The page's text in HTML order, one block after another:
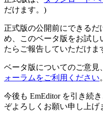
だけます。)
正式版の公開前にできるだ
め、このベータ版をお試し
たらご報告していただけま
ベータ版についてのご意見
ォーラムをご利用ください。
今後も EmEditor を引き続
ぞよろしくお願い申し上げ